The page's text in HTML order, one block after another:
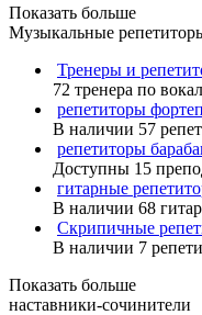
Показать больше
Музыкальные
Тренеры и
72 тренера по
репетиторы
В наличии 57
репетиторы
Доступны 15
гитарные
В наличии 68
Скрипичные
В наличии 7
Показать больше
наставники-сочинители